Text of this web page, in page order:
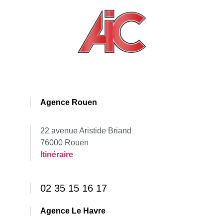
Agence Rouen
22 avenue Aristide Briand
76000 Rouen
Itinéraire
02 35 15 16 17
Agence Le Havre